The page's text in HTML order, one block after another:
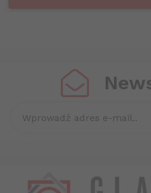
Wprowadź adres e-mail..